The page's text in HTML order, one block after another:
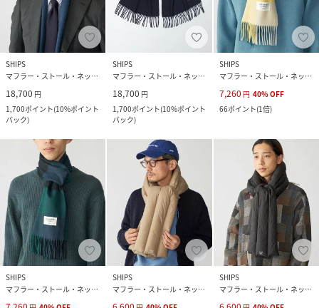
SHIPS
マフラー・ストール・ネックウォーマー
18,700 円
1,700ポイント(10%ポイント
バック)
SHIPS
マフラー・ストール・ネックウォーマー
18,700 円
1,700ポイント(10%ポイント
バック)
SHIPS
マフラー・ストール・ネックウォーマー
7,260 円 40%OFF
66ポイント(1倍)
SHIPS
マフラー・ストール・ネックウォーマー
SHIPS
マフラー・ストール・ネックウォーマー
SHIPS
マフラー・ストール・ネックウォーマー